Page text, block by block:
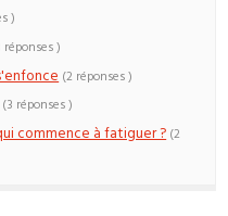
)
réponses )
(2 réponses )
(3 réponses )
commence à fatiguer ? (2